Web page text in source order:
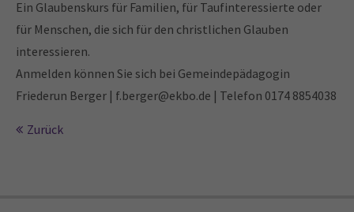
24h/ 365days
We offer support for our customers
Ein Glaubenskurs für Familien, für Taufinteressierte oder
für Menschen, die sich für den christlichen Glauben
interessieren.
Anmelden können Sie sich bei Gemeindepädagogin
Friederun Berger | f.berger@ekbo.de | Telefon 0174 8854038
Zurück